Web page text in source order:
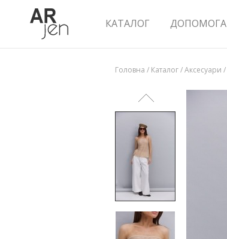
КАТАЛОГ ДОПОМОГА
Головна / Каталог/Аксесуари /